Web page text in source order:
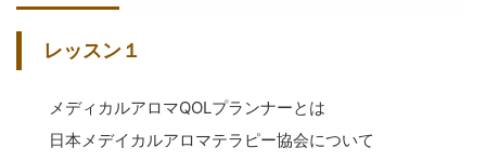
レッスン１
メディカルアロマQOLプランナーとは
日本メデイカルアロマテラピー協会について